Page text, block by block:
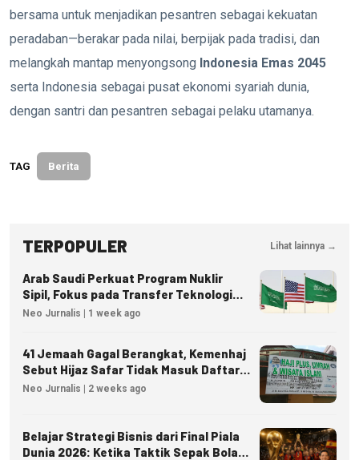
bersama untuk menjadikan pesantren sebagai kekuatan
peradaban—berakar pada nilai, berpijak pada tradisi, dan
melangkah mantap menyongsong Indonesia Emas 2045
serta Indonesia sebagai pusat ekonomi syariah dunia,
dengan santri dan pesantren sebagai pelaku utamanya.
TAG Berita
TERPOPULER Lihat lainnya →
Arab Saudi Perkuat Program Nuklir
Sipil, Fokus pada Transfer Teknologi
dan Kedaulatan Energi
Neo Jurnalis | 1 week ago
41 Jemaah Gagal Berangkat, Kemenhaj
Sebut Hijaz Safar Tidak Masuk Daftar
Resmi PPIU
Neo Jurnalis | 2 weeks ago
Belajar Strategi Bisnis dari Final Piala
Dunia 2026: Ketika Taktik Sepak Bola